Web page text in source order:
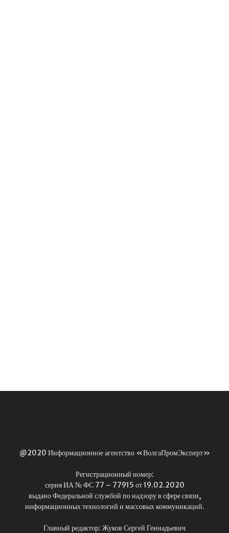
@2020 Информационное агентство «ВолгаПромЭксперт»
Регистрационный номер:
серия ИА № ФС 77 – 77915 от 19.02.2020
выдано Федеральной службой по надзору в сфере связи,
информационных технологий и массовых коммуникаций.
Главный редактор: Жуков Сергей Геннадьевич